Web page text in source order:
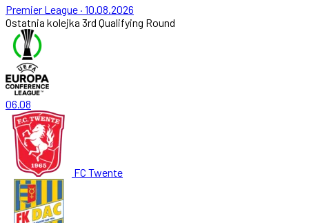
Premier League · 10.08.2026
Ostatnia kolejka 3rd Qualifying Round
06.08
FC Twente